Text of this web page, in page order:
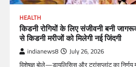
HEALTH
किडनी रोगियों के लिए संजीवनी बनी
से किडनी मरीजों को मिलेगी नई जिंदगी
indianews8 July 26, 2026
विशेषज्ञ बोले—डायलिसिस और ट्रांसप्लांट का